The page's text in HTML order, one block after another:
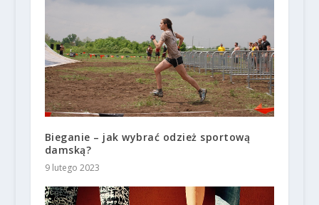
Bieganie – jak wybrać odzież sportową
damską?
9 lutego 2023